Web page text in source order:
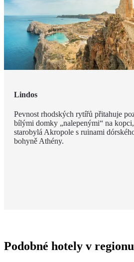
Lindos
Pevnost rhodských rytířů přitahuje
bílými domky „nalepenými“ na
starobylá Akropole s ruinami
bohyně Athény.
Podobné hotely v regionu